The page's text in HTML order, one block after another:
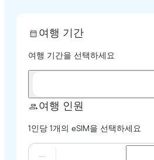
여행 기간
여행 기간을 선택하세요
여행 인원
1인당 1개의 eSIM을 선택하세요